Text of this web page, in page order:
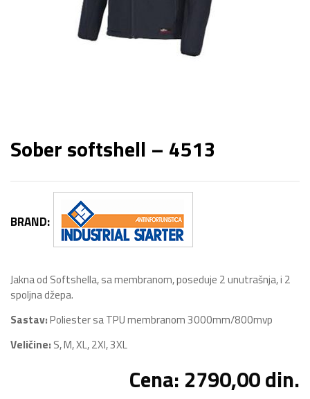
Sober softshell – 4513
BRAND:
Jakna od Softshella, sa membranom, poseduje 2 unutrašnja, i 2
spoljna džepa.
Sastav:Poliester sa TPU membranom 3000mm/800mvp
Veličine: S, M, XL, 2Xl, 3XL
Cena: 2790,00 din.